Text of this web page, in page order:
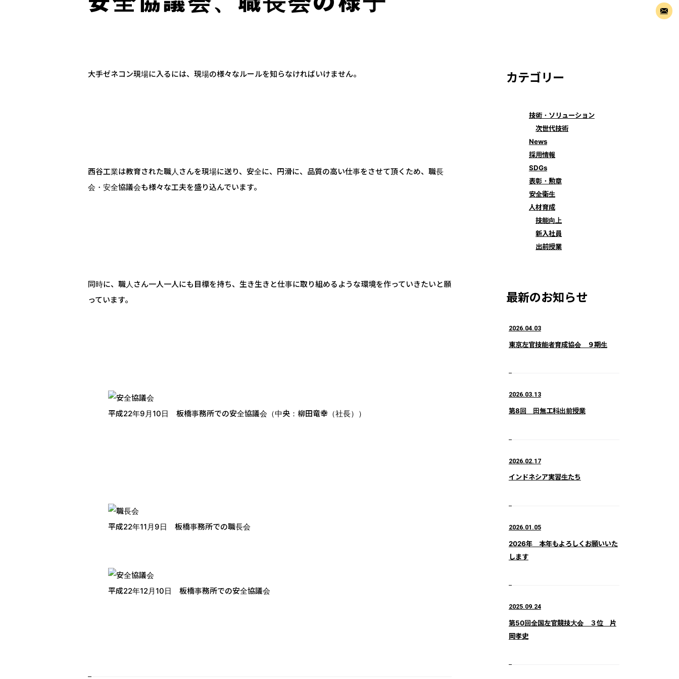
大手ゼネコン現場に入るには、現場の様々なルールを知らなければいけません。
西谷工業は教育された職人さんを現場に送り、安全に、円滑に、品質の高い仕事をさせて頂くため、職長
会・安全協議会も様々な工夫を盛り込んでいます。
同時に、職人さん一人一人にも目標を持ち、生き生きと仕事に取り組めるような環境を作っていきたいと願
っています。
平成22年9月10日 板橋事務所での安全協議会（中央：柳田竜幸（社長））
平成22年11月9日 板橋事務所での職長会
平成22年12月10日 板橋事務所での安全協議会
カテゴリー
技術・ソリューション
次世代技術
News
採用情報
SDGs
表彰・勲章
安全衛生
人材育成
技能向上
新入社員
出前授業
最新のお知らせ
東京左官技能者育成協会 ９期生
2026.04.03
第8回 田無工科出前授業
2026.03.13
インドネシア実習生たち
2026.02.17
2026年 本年もよろしくお願いいた
します
2026.01.05
第50回全国左官競技大会 ３位 片
岡孝史
2025.09.24
メ